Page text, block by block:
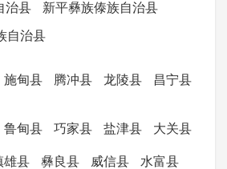
治县 新平彝族傣族自治县
自治县
施甸县 腾冲县 龙陵县 昌宁县
鲁甸县 巧家县 盐津县 大关县
雄县 彝良县 威信县 水富县